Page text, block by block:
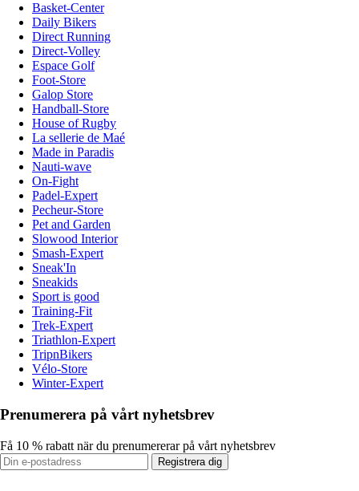
Basket-Center
Daily Bikers
Direct Running
Direct-Volley
Espace Golf
Foot-Store
Galop Store
Handball-Store
House of Rugby
La sellerie de Maé
Made in Paradis
Nauti-wave
On-Fight
Padel-Expert
Pecheur-Store
Pet and Garden
Slowood Interior
Smash-Expert
Sneak'In
Sneakids
Sport is good
Training-Fit
Trek-Expert
Triathlon-Expert
TripnBikers
Vélo-Store
Winter-Expert
Prenumerera på vårt nyhetsbrev
Få 10 % rabatt när du prenumererar på vårt nyhetsbrev
Registrera dig